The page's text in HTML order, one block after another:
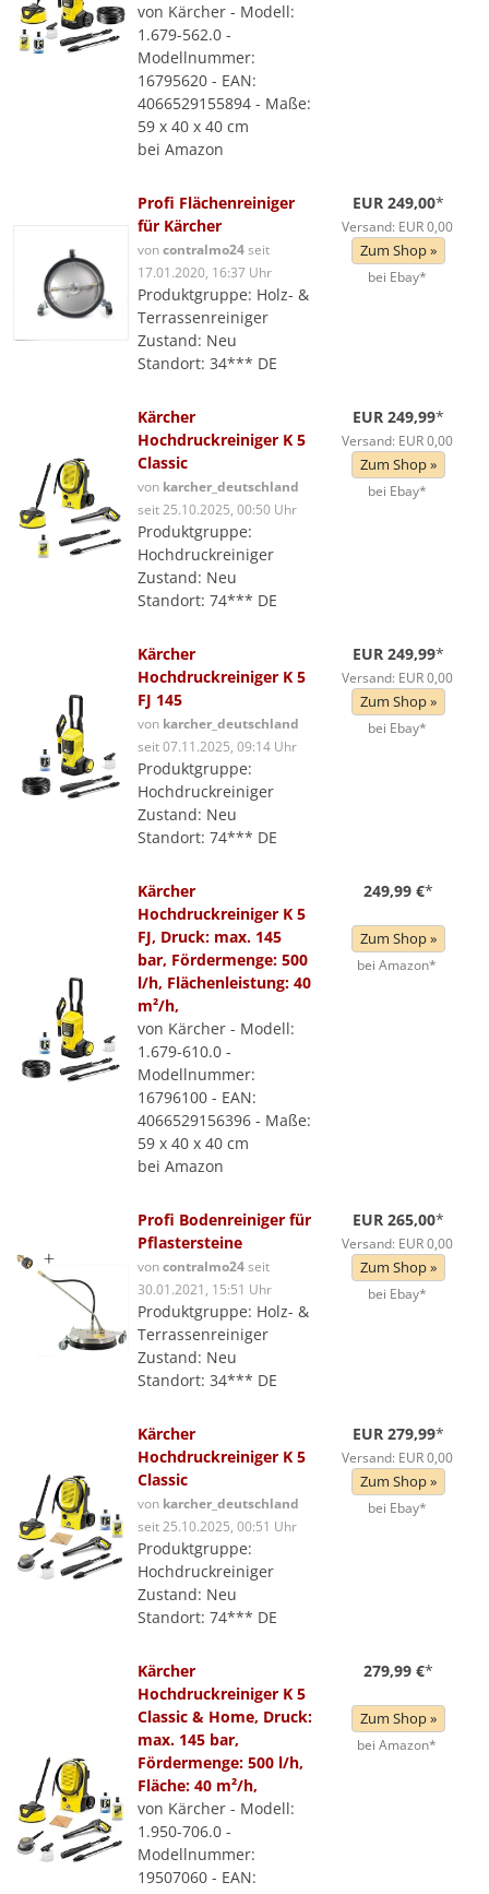
von Kärcher - Modell:
1.679-562.0 -
Modellnummer:
16795620 - EAN:
4066529155894 - Maße:
59 x 40 x 40 cm
bei Amazon
Profi Flächenreiniger
für Kärcher
voncontralmo24seit
17.01.2020, 16:37 Uhr
Produktgruppe: Holz- &
Terrassenreiniger
Zustand: Neu
Standort: 34*** DE
EUR 249,00*
Versand: EUR 0,00
Zum Shop »
bei Ebay*
Kärcher
Hochdruckreiniger K 5
Classic
von karcher_deutschland
seit 25.10.2025, 00:50 Uhr
Produktgruppe:
Hochdruckreiniger
Zustand: Neu
Standort: 74*** DE
EUR 249,99*
Versand: EUR 0,00
Zum Shop »
bei Ebay*
Kärcher
Hochdruckreiniger K 5
FJ 145
von karcher_deutschland
seit 07.11.2025, 09:14 Uhr
Produktgruppe:
Hochdruckreiniger
Zustand: Neu
Standort: 74*** DE
EUR 249,99*
Versand: EUR 0,00
Zum Shop »
bei Ebay*
Kärcher
Hochdruckreiniger K 5
FJ, Druck: max. 145
bar, Fördermenge: 500
l/h, Flächenleistung: 40
m²/h,
von Kärcher - Modell:
1.679-610.0 -
Modellnummer:
16796100 - EAN:
4066529156396 - Maße:
59 x 40 x 40 cm
bei Amazon
249,99 €*
Zum Shop »
bei Amazon*
Profi Bodenreiniger für
Pflastersteine
voncontralmo24seit
30.01.2021, 15:51 Uhr
Produktgruppe: Holz- &
Terrassenreiniger
Zustand: Neu
Standort: 34*** DE
EUR 265,00*
Versand: EUR 0,00
Zum Shop »
bei Ebay*
Kärcher
Hochdruckreiniger K 5
Classic
von karcher_deutschland
seit 25.10.2025, 00:51 Uhr
Produktgruppe:
Hochdruckreiniger
Zustand: Neu
Standort: 74*** DE
EUR 279,99*
Versand: EUR 0,00
Zum Shop »
bei Ebay*
Kärcher
Hochdruckreiniger K 5
Classic & Home, Druck:
max. 145 bar,
Fördermenge: 500 l/h,
Fläche: 40 m²/h,
von Kärcher - Modell:
1.950-706.0 -
Modellnummer:
19507060 - EAN:
279,99 €*
Zum Shop »
bei Amazon*